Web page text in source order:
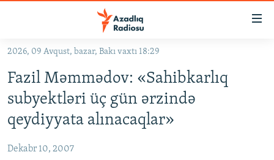
Əsas
qayıt
Əsas
naviqasiyaya
qayıt
Axtarışa
KORRUPSIOMETR
#ƏSLINDƏ
FƏRQƏ BAX
2026, 09 Avqust, bazar, Bakı vaxtı 18:29
Fazil Məmmədov: «Sahibkarlıq
subyektləri üç gün ərzində
qeydiyyata alınacaqlar»
Dekabr 10, 2007